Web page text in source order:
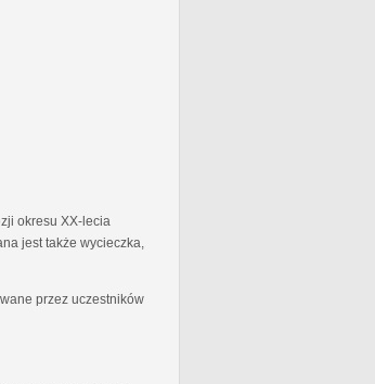
okresu XX-lecia
jest także wycieczka,
przez uczestników